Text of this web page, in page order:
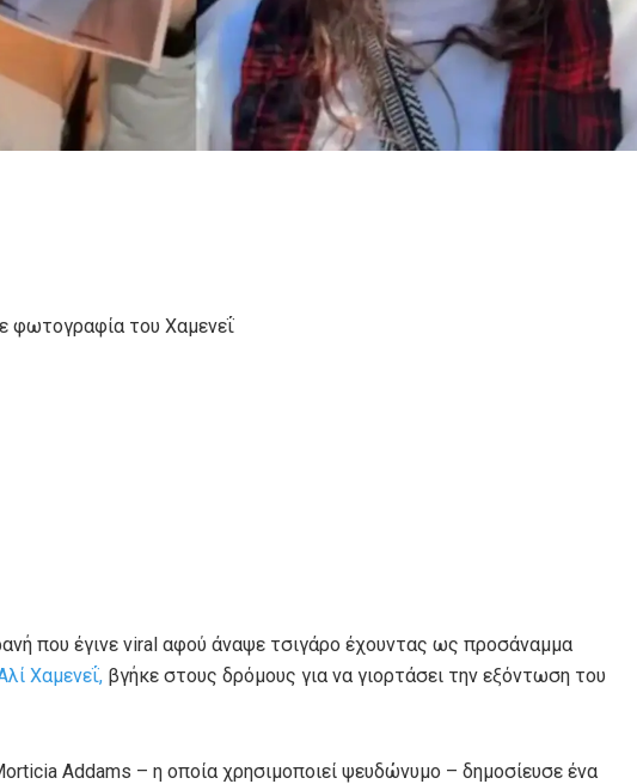
φωτογραφία του Χαμενεΐ
που έγινε viral αφού άναψε τσιγάρο έχουντας ως προσάναμμα
Χαμενεΐ, βγήκε στους δρόμους για να γιορτάσει την εξόντωση του
Addams – η οποία χρησιμοποιεί ψευδώνυμο – δημοσίευσε ένα